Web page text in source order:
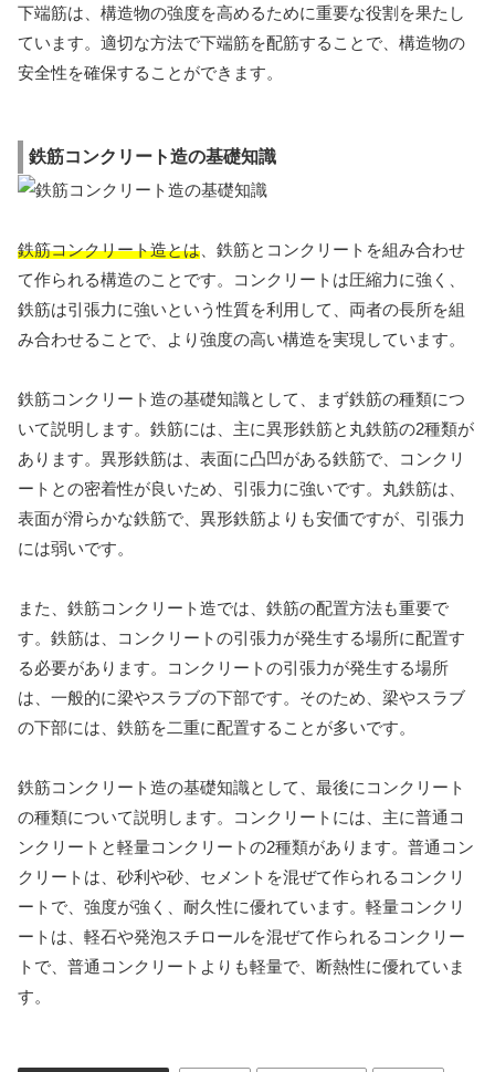
下端筋は、構造物の強度を高めるために重要な役割を果たし
ています。適切な方法で下端筋を配筋することで、構造物の
安全性を確保することができます。
鉄筋コンクリート造の基礎知識
鉄筋コンクリート造とは 、鉄筋とコンクリートを組み合わせ
て作られる構造のことです。コンクリートは圧縮力に強く、
鉄筋は引張力に強いという性質を利用して、両者の長所を組
み合わせることで、より強度の高い構造を実現しています。
鉄筋コンクリート造の基礎知識として、まず鉄筋の種類につ
いて説明します。鉄筋には、主に異形鉄筋と丸鉄筋の2種類が
あります。異形鉄筋は、表面に凸凹がある鉄筋で、コンクリ
ートとの密着性が良いため、引張力に強いです。丸鉄筋は、
表面が滑らかな鉄筋で、異形鉄筋よりも安価ですが、引張力
には弱いです。
また、鉄筋コンクリート造では、鉄筋の配置方法も重要で
す。鉄筋は、コンクリートの引張力が発生する場所に配置す
る必要があります。コンクリートの引張力が発生する場所
は、一般的に梁やスラブの下部です。そのため、梁やスラブ
の下部には、鉄筋を二重に配置することが多いです。
鉄筋コンクリート造の基礎知識として、最後にコンクリート
の種類について説明します。コンクリートには、主に普通コ
ンクリートと軽量コンクリートの2種類があります。普通コン
クリートは、砂利や砂、セメントを混ぜて作られるコンクリ
ートで、強度が強く、耐久性に優れています。軽量コンクリ
ートは、軽石や発泡スチロールを混ぜて作られるコンクリー
トで、普通コンクリートよりも軽量で、断熱性に優れていま
す。